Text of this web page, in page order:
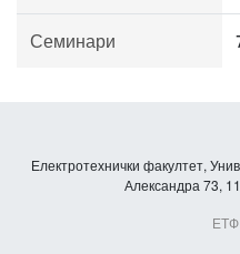
Семинари
Електротехнички факултет,
Александра 73,